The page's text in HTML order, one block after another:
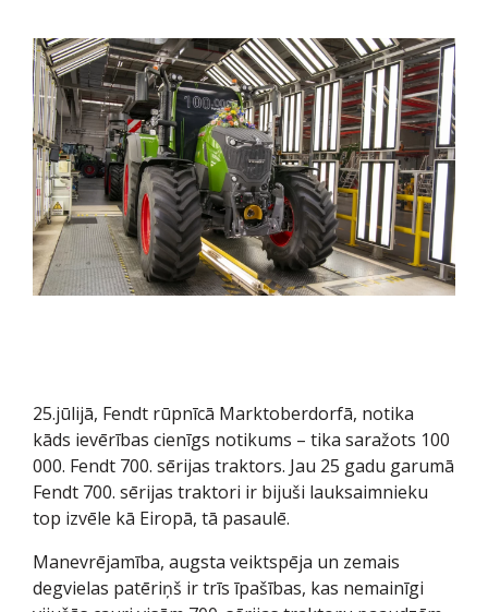
25.jūlijā, Fendt rūpnīcā Marktoberdorfā, notika
kāds ievērības cienīgs notikums – tika saražots 100
000. Fendt 700. sērijas traktors. Jau 25 gadu garumā
Fendt 700. sērijas traktori ir bijuši lauksaimnieku
top izvēle kā Eiropā, tā pasaulē.
Manevrējamība, augsta veiktspēja un zemais
degvielas patēriņš ir trīs īpašības, kas nemainīgi